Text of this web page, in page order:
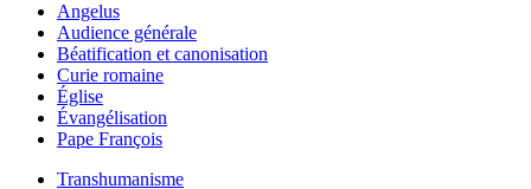
Angelus
Audience générale
Béatification et canonisation
Curie romaine
Église
Évangélisation
Pape François
Transhumanisme